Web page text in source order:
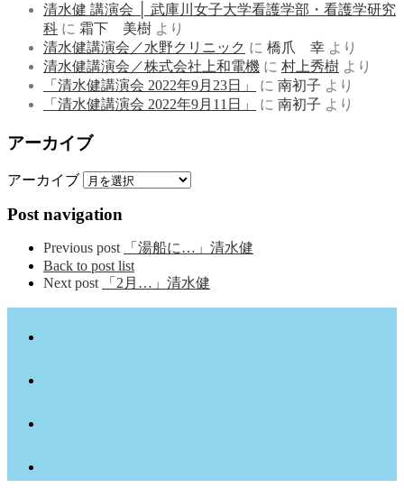
清水健 講演会 │ 武庫川女子大学看護学部・看護学研究
科 に 霜下 美樹 より
清水健講演会／水野クリニック に 橋爪 幸 より
清水健講演会／株式会社上和電機 に 村上秀樹 より
「清水健講演会 2022年9月23日」
に 南初子 より
「清水健講演会 2022年9月11日」
に 南初子 より
アーカイブ
アーカイブ
Post navigation
Previous post
「湯船に…」清水健
Back to post list
Next post
「2月…」清水健